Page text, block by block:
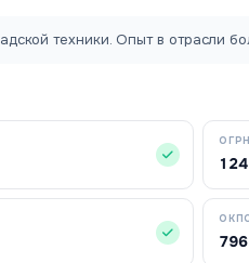
техники. Опыт в отрасли
ОГРН